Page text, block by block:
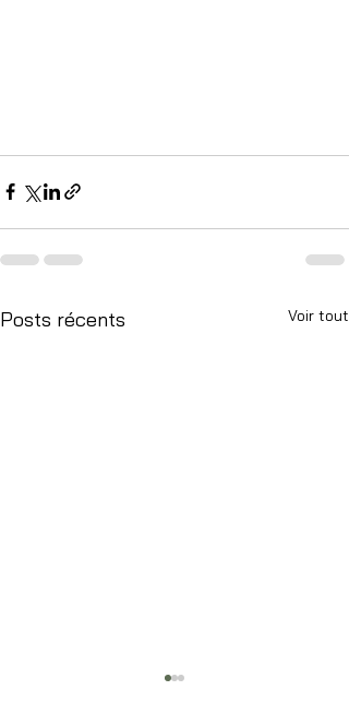
Posts récents Voir tout